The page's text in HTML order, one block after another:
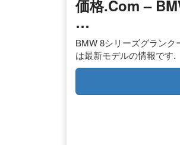
価格.com –
…
BMW 8シリーズグランク
は最新モデルの情報です.